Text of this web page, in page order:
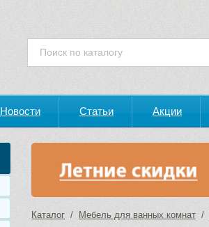
Новости Статьи Акции
Каталог / Мебель для ванных комнат /